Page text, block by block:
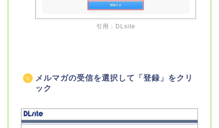
引用：DLsite
メルマガの受信を選択して「登録」をクリ
ック